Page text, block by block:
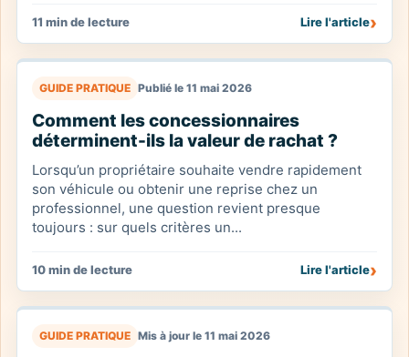
11 min de lecture Lire l'article›
GUIDE PRATIQUE Publié le 11 mai 2026
Comment les concessionnaires
déterminent-ils la valeur de rachat ?
Lorsqu’un propriétaire souhaite vendre rapidement
son véhicule ou obtenir une reprise chez un
professionnel, une question revient presque
toujours : sur quels critères un...
10 min de lecture Lire l'article›
GUIDE PRATIQUE Mis à jour le 11 mai 2026